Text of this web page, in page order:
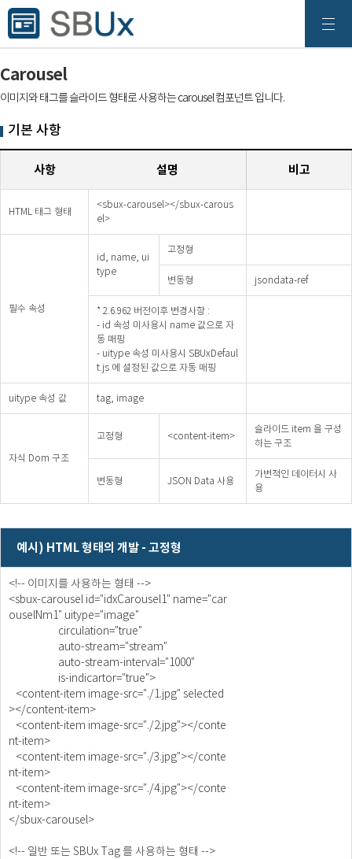
Carousel
이미지와 태그를 슬라이드 형태로 사용하는 carousel 컴포넌트 입니다.
기본 사항
사항 설명 비고
HTML 태그 형태
<sbux-carousel></sbux-carous
el>
필수 속성
id, name, ui
type
고정형
변동형 jsondata-ref
* 2.6.962 버전이후 변경사항 :
- id 속성 미사용시 name 값으로 자
동 매핑
- uitype 속성 미사용시 SBUxDefaul
t.js 에 설정된 값으로 자동 매핑
uitype 속성 값 tag, image
자식 Dom 구조
고정형 <content-item>
슬라이드 item 을 구성
하는 구조
변동형 JSON Data 사용
가변적인 데이터시 사
용
예시) HTML 형태의 개발 - 고정형
<!-- 이미지를 사용하는 형태 -->
<sbux-carousel id="idxCarousel1" name="car
ouselNm1" uitype="image"
circulation="true"
auto-stream="stream"
auto-stream-interval="1000"
is-indicartor="true">
<content-item image-src="./1.jpg" selected
></content-item>
<content-item image-src="./2.jpg"></conte
nt-item>
<content-item image-src="./3.jpg"></conte
nt-item>
<content-item image-src="./4.jpg"></conte
nt-item>
</sbux-carousel>
<!-- 일반 또는 SBUx Tag 를 사용하는 형태 -->